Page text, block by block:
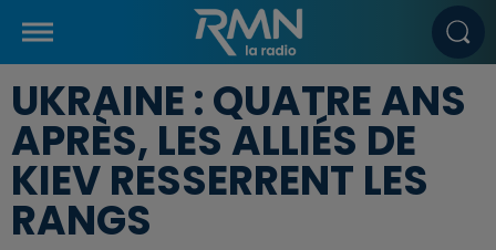
UKRAINE : QUATRE ANS
APRÈS, LES ALLIÉS DE
KIEV RESSERRENT LES
RANGS